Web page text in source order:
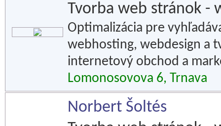
Tvorba web stránok -
Optimalizácia pre
webhosting, webdesign a
internetový obchod a
Lomonosovova 6, Trnava
Norbert Šoltés